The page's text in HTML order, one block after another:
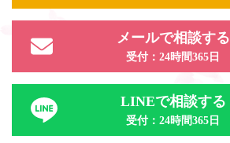
メールで相談する
受付：24時間365日
LINEで相談する
受付：24時間365日